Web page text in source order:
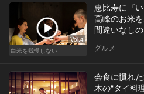
Vol.4
白米を我慢しない
恵比寿に『
高峰のお米
間違いなしの
グルメ
会食に慣れ
木の“タイ料